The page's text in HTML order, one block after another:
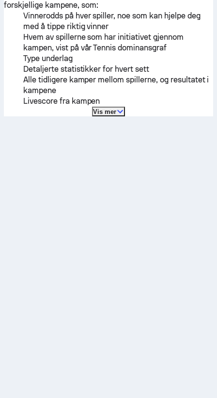
forskjellige kampene, som:
Vinnerodds på hver spiller, noe som kan hjelpe deg
med å tippe riktig vinner
Hvem av spillerne som har initiativet gjennom
kampen, vist på vår Tennis dominansgraf
Type underlag
Detaljerte statistikker for hvert sett
Alle tidligere kamper mellom spillerne, og resultatet i
kampene
Livescore fra kampen
Vis mer